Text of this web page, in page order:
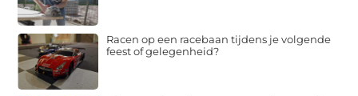
Racen op een racebaan tijdens je volgende
feest of gelegenheid?